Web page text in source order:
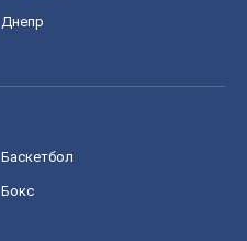
Днепр
Баскетбол
Бокс